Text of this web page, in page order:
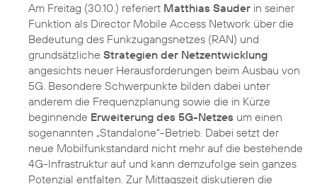
Am Freitag (30.10.) referiert Matthias Sauder in seiner
Funktion als Director Mobile Access Network über die
Bedeutung des Funkzugangsnetzes (RAN) und
grundsätzliche Strategien der Netzentwicklung
angesichts neuer Herausforderungen beim Ausbau von
5G. Besondere Schwerpunkte bilden dabei unter
anderem die Frequenzplanung sowie die in Kürze
beginnende Erweiterung des 5G-Netzes um einen
sogenannten „Standalone“-Betrieb. Dabei setzt der
neue Mobilfunkstandard nicht mehr auf die bestehende
4G-Infrastruktur auf und kann demzufolge sein ganzes
Potenzial entfalten. Zur Mittagszeit diskutieren die